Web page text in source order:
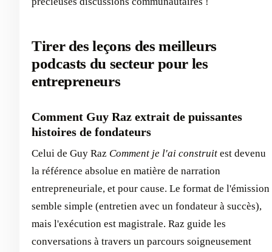
Tirer des leçons des meilleurs
podcasts du secteur pour les
entrepreneurs
Comment Guy Raz extrait de puissantes
histoires de fondateurs
Celui de Guy Raz Comment je l'ai construit est devenu
la référence absolue en matière de narration
entrepreneuriale, et pour cause. Le format de l'émission
semble simple (entretien avec un fondateur à succès),
mais l'exécution est magistrale. Raz guide les
conversations à travers un parcours soigneusement